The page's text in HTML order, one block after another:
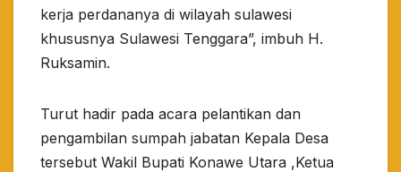
kerja perdananya di wilayah sulawesi
khususnya Sulawesi Tenggara”, imbuh H.
Ruksamin.
Turut hadir pada acara pelantikan dan
pengambilan sumpah jabatan Kepala Desa
tersebut Wakil Bupati Konawe Utara ,Ketua